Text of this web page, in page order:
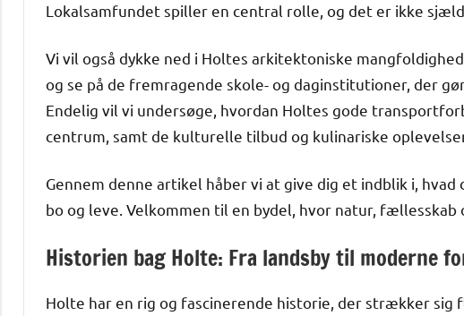
Lokalsamfundet spiller en central rolle, og det er ikke
Vi vil også dykke ned i Holtes arkitektoniske
og se på de fremragende skole- og daginstitutioner, der
Endelig vil vi undersøge, hvordan Holtes gode
centrum, samt de kulturelle tilbud og kulinariske
Gennem denne artikel håber vi at give dig et indblik i,
bo og leve. Velkommen til en bydel, hvor natur, fællesskab
Historien bag Holte: Fra landsby til moderne
Holte har en rig og fascinerende historie, der strækker